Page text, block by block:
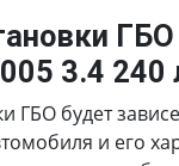
ГБО
3.4 240
ГБО будет
и его